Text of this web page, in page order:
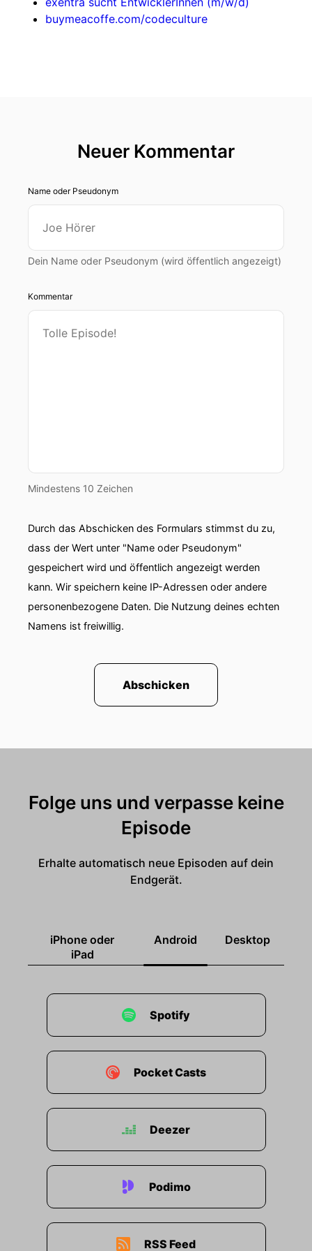
buymeacoffe.com/codeculture
Neuer Kommentar
Name oder Pseudonym
Dein Name oder Pseudonym (wird öffentlich angezeigt)
Kommentar
Mindestens 10 Zeichen
Durch das Abschicken des Formulars stimmst du zu,
dass der Wert unter "Name oder Pseudonym"
gespeichert wird und öffentlich angezeigt werden
kann. Wir speichern keine IP-Adressen oder andere
personenbezogene Daten. Die Nutzung deines echten
Namens ist freiwillig.
Abschicken
Folge uns und verpasse keine
Episode
Erhalte automatisch neue Episoden auf dein
Endgerät.
iPhone oder
iPad
Android Desktop
Spotify
Pocket Casts
Deezer
Podimo
RSS Feed